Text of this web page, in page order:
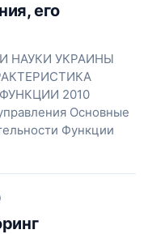
его
НАУКИ УКРАИНЫ
2010
Основные
Функции